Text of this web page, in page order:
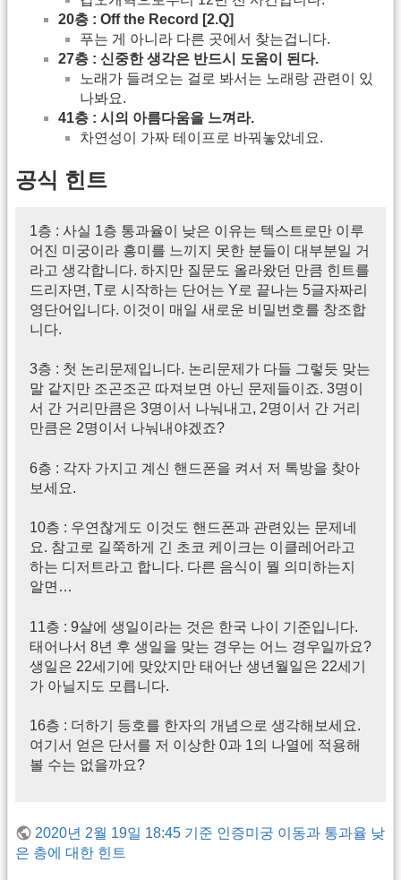
20층 : Off the Record [2.Q]
푸는 게 아니라 다른 곳에서 찾는겁니다.
27층 : 신중한 생각은 반드시 도움이 된다.
노래가 들려오는 걸로 봐서는 노래랑 관련이 있
나봐요.
41층 : 시의 아름다움을 느껴라.
차연성이 가짜 테이프로 바꿔놓았네요.
공식 힌트
1층 : 사실 1층 통과율이 낮은 이유는 텍스트로만 이루
어진 미궁이라 흥미를 느끼지 못한 분들이 대부분일 거
라고 생각합니다. 하지만 질문도 올라왔던 만큼 힌트를
드리자면, T로 시작하는 단어는 Y로 끝나는 5글자짜리
영단어입니다. 이것이 매일 새로운 비밀번호를 창조합
니다.
3층 : 첫 논리문제입니다. 논리문제가 다들 그렇듯 맞는
말 같지만 조곤조곤 따져보면 아닌 문제들이죠. 3명이
서 간 거리만큼은 3명이서 나눠내고, 2명이서 간 거리
만큼은 2명이서 나눠내야겠죠?
6층 : 각자 가지고 계신 핸드폰을 켜서 저 톡방을 찾아
보세요.
10층 : 우연찮게도 이것도 핸드폰과 관련있는 문제네
요. 참고로 길쭉하게 긴 초코 케이크는 이클레어라고
하는 디저트라고 합니다. 다른 음식이 뭘 의미하는지
알면…
11층 : 9살에 생일이라는 것은 한국 나이 기준입니다.
태어나서 8년 후 생일을 맞는 경우는 어느 경우일까요?
생일은 22세기에 맞았지만 태어난 생년월일은 22세기
가 아닐지도 모릅니다.
16층 : 더하기 등호를 한자의 개념으로 생각해보세요.
여기서 얻은 단서를 저 이상한 0과 1의 나열에 적용해
볼 수는 없을까요?
2020년 2월 19일 18:45 기준 인증미궁 이동과 통과율 낮
은 층에 대한 힌트